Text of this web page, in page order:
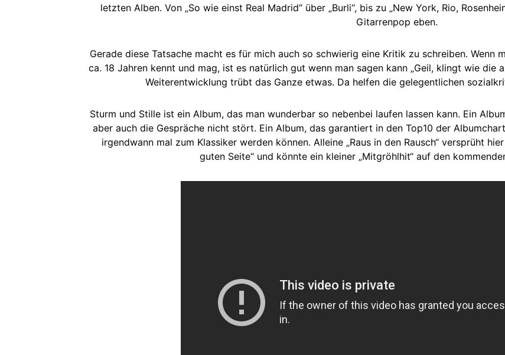
letzten Alben. Von „So wie einst Real Madrid“ über „Burli“, bis zu „New York, Rio,
Gitarrenpop eben.
Gerade diese Tatsache macht es für mich auch so schwierig eine Kritik zu schreiben. Wenn
ca. 18 Jahren kennt und mag, ist es natürlich gut wenn man sagen kann „Geil, klingt wie die
Weiterentwicklung trübt das Ganze etwas. Da helfen die gelegentlichen
Sturm und Stille ist ein Album, das man wunderbar so nebenbei laufen lassen kann. Ein
aber auch die Gespräche nicht stört. Ein Album, das garantiert in den Top10 der
irgendwann mal zum Klassiker werden können. Alleine „Raus in den Rausch“ versprüht
guten Seite“ und könnte ein kleiner „Mitgröhlhit“ auf den